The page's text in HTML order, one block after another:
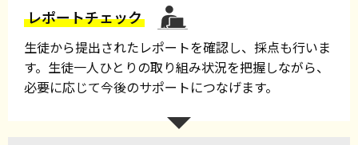
レポートチェック
生徒から提出されたレポートを確認し、採点も行いま
す。生徒一人ひとりの取り組み状況を把握しながら、
必要に応じて今後のサポートにつなげます。